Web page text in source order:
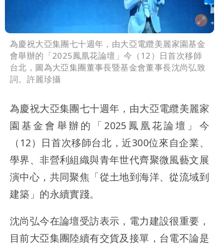
為慶祝大亞集團七十週年，由大亞電纜美麗家園基金
會舉辦的「2025鳳凰花論壇」今（12）日首次移師
台北，圖為大亞集團董事長暨基金會董事長沈尚弘致
詞。許麗珍攝
為慶祝大亞集團七十週年，由大亞電纜美麗家
園基金會舉辦的「2025鳳凰花論壇」今
（12）日首次移師台北，近300位來自企業、
學界、非營利組織與青年世代齊聚微風藝文展
演中心，共同聚焦「從土地到海洋、從流域到
建築」的永續實踐。
沈尚弘今在論壇受訪表示，電力建設很重要，
目前大亞集團陸續有交貨及接單，台電不論是